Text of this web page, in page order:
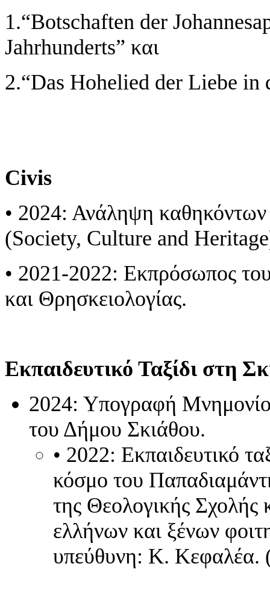
1.“Botschaften der
Jahrhunderts” και
2.“Das Hohelied der Liebe in
Civis
• 2024: Ανάληψη
(Society, Culture and
• 2021-2022: Εκπρόσωπος
και Θρησκειολογίας.
Εκπαιδευτικό Ταξίδι στη
2024: Υπογραφή
του Δήμου Σκιάθου.
• 2022: Εκπαιδευτικό
κόσμο του
της Θεολογικής Σχολής
ελλήνων και ξένων
υπεύθυνη: Κ. Κεφαλέα.